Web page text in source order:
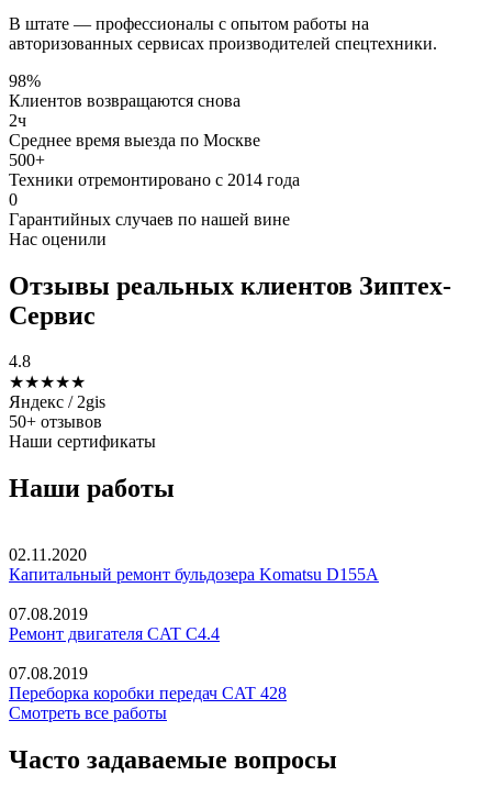
В штате — профессионалы с опытом работы на
авторизованных сервисах производителей спецтехники.
98%
Клиентов возвращаются снова
2ч
Среднее время выезда по Москве
500+
Техники отремонтировано с 2014 года
0
Гарантийных случаев по нашей вине
Нас оценили
Отзывы реальных клиентов Зиптех-
Сервис
4.8
★★★★★
Яндекс / 2gis
50+ отзывов
Наши сертификаты
Наши работы
02.11.2020
Капитальный ремонт бульдозера Komatsu D155A
07.08.2019
Ремонт двигателя CAT C4.4
07.08.2019
Переборка коробки передач CAT 428
Смотреть все работы
Часто задаваемые вопросы